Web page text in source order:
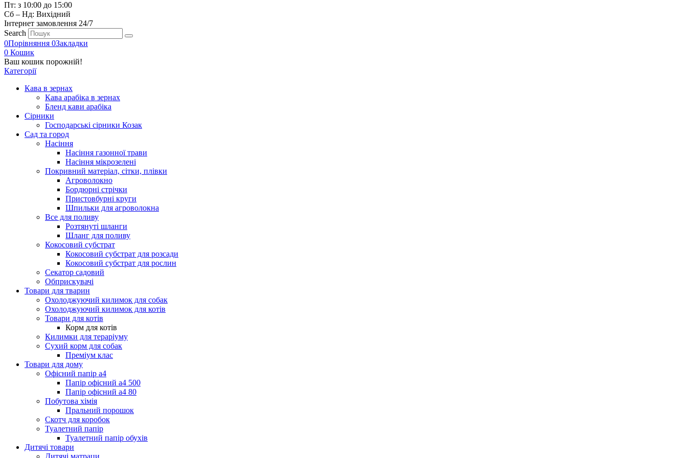
Пт: з 10:00 до 15:00
Сб – Нд: Вихідний
Інтернет замовлення 24/7
Search
0Порівняння 0Закладки
0 Кошик
Ваш кошик порожній!
Категорії
Кава в зернах
Кава арабіка в зернах
Бленд кави арабіка
Сірники
Господарські сірники Козак
Сад та город
Насіння
Насіння газонної трави
Насіння мікрозелені
Покривний матеріал, сітки, плівки
Агроволокно
Бордюрні стрічки
Пристовбурні круги
Шпильки для агроволокна
Все для поливу
Розтянуті шланги
Шланг для поливу
Кокосовий субстрат
Кокосовий субстрат для розсади
Кокосовий субстрат для рослин
Секатор садовий
Обприскувачі
Товари для тварин
Охолоджуючий килимок для собак
Охолоджуючий килимок для котів
Товари для котів
Корм для котів
Килимки для тераріуму
Сухий корм для собак
Преміум клас
Товари для дому
Офісний папір а4
Папір офісний а4 500
Папір офісний а4 80
Побутова хімія
Пральний порошок
Скотч для коробок
Туалетний папір
Туалетний папір обухів
Дитячі товари
Дитячі матраци